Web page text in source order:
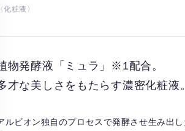
〈化粧液〉
物発酵液「ミュラ」※1配合。
才な美しさをもたらす濃密化粧液
ルビオン独自のプロセスで発酵させ生み出